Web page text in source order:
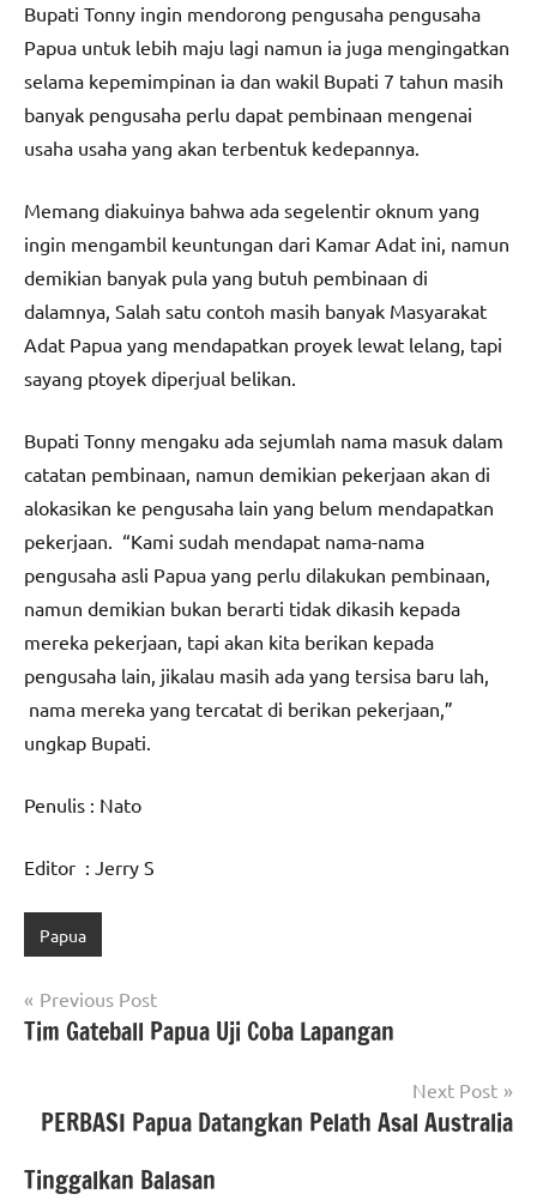
Bupati Tonny ingin mendorong pengusaha pengusaha
Papua untuk lebih maju lagi namun ia juga mengingatkan
selama kepemimpinan ia dan wakil Bupati 7 tahun masih
banyak pengusaha perlu dapat pembinaan mengenai
usaha usaha yang akan terbentuk kedepannya.
Memang diakuinya bahwa ada segelentir oknum yang
ingin mengambil keuntungan dari Kamar Adat ini, namun
demikian banyak pula yang butuh pembinaan di
dalamnya, Salah satu contoh masih banyak Masyarakat
Adat Papua yang mendapatkan proyek lewat lelang, tapi
sayang ptoyek diperjual belikan.
Bupati Tonny mengaku ada sejumlah nama masuk dalam
catatan pembinaan, namun demikian pekerjaan akan di
alokasikan ke pengusaha lain yang belum mendapatkan
pekerjaan. “Kami sudah mendapat nama-nama
pengusaha asli Papua yang perlu dilakukan pembinaan,
namun demikian bukan berarti tidak dikasih kepada
mereka pekerjaan, tapi akan kita berikan kepada
pengusaha lain, jikalau masih ada yang tersisa baru lah,
nama mereka yang tercatat di berikan pekerjaan,”
ungkap Bupati.
Penulis : Nato
Editor : Jerry S
Papua
Navigasi
pos
Previous Post
Tim Gateball Papua Uji Coba Lapangan
Next Post
PERBASI Papua Datangkan Pelath Asal Australia
Tinggalkan Balasan